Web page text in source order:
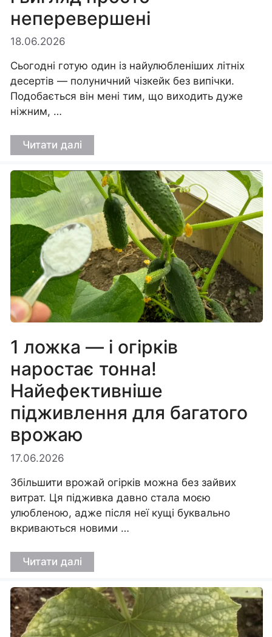
неперевершені
18.06.2026
Сьогодні готую один із найулюбленіших літніх
десертів — полуничний чізкейк без випічки.
Подобається він мені тим, що виходить дуже
ніжним, …
Читати далі
1 ложка — і огірків
наростає тонна!
Найефективніше
підживлення для багатого
врожаю
17.06.2026
Збільшити врожай огірків можна без зайвих
витрат. Ця підживка давно стала моєю
улюбленою, адже після неї кущі буквально
вкриваються новими …
Читати далі